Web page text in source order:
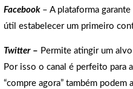
Facebook – A plataforma
útil estabelecer um primeiro
Twitter– Permite atingir um
Por isso o canal é perfeito para
“compre agora” também